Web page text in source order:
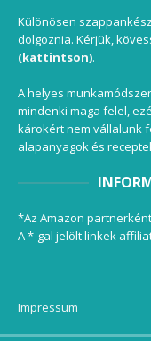
Különösen
dolgoznia. Kérjük,
(kattintson).
A helyes
mindenki maga felel,
károkért nem vállalunk
alapanyagok és
*Az Amazon
A *-gal jelölt linkek
Impressum